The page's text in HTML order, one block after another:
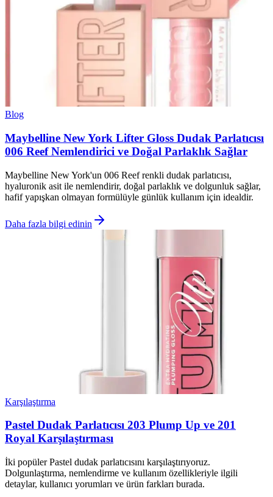
Blog
Maybelline New York Lifter Gloss Dudak Parlatıcısı
006 Reef Nemlendirici ve Doğal Parlaklık Sağlar
Maybelline New York'un 006 Reef renkli dudak parlatıcısı,
hyaluronik asit ile nemlendirir, doğal parlaklık ve dolgunluk sağlar,
hafif yapışkan olmayan formülüyle günlük kullanım için idealdir.
Daha fazla bilgi edinin
Karşılaştırma
Pastel Dudak Parlatıcısı 203 Plump Up ve 201
Royal Karşılaştırması
İki popüler Pastel dudak parlatıcısını karşılaştırıyoruz.
Dolgunlaştırma, nemlendirme ve kullanım özellikleriyle ilgili
detaylar, kullanıcı yorumları ve ürün farkları burada.